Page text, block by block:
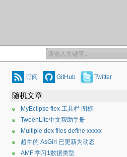
订阅 GitHub Twitter
随机文章
MyEclipse flex 工具栏 图标
TweenLite中文帮助手册
Multiple dex files define xxxxx
超牛的 AsGirl 已更新为动态
AMF 学习1数据类型